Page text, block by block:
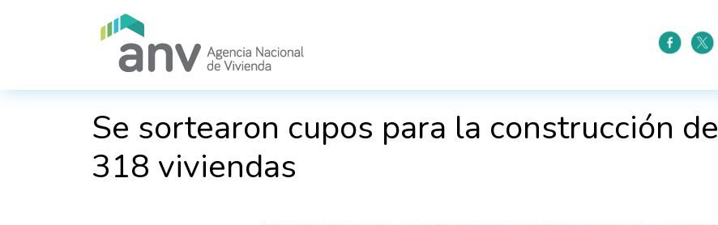
Se sortearon cupos para la construcción de
318 viviendas